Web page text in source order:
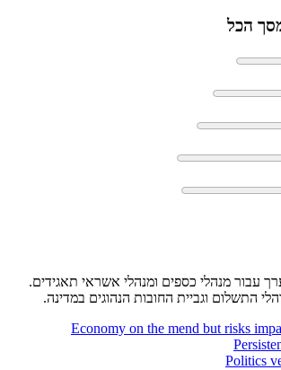
הכל
עבור מנהלי כספים ומנהלי אשראי תאגידים.
התשלום וגביית החובות הנהוגים במדינה.
Economy on the mend but risks
Politics